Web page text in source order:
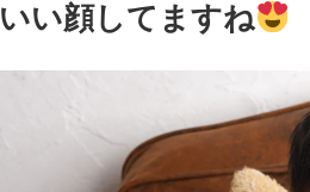
いい顔してますね